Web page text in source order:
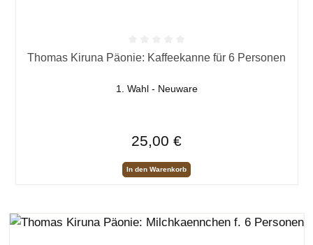
Durchschnittliche Bewertung von 0 von 5 Sternen
Thomas Kiruna Päonie: Kaffeekanne für 6 Personen
1. Wahl - Neuware
25,00 €
In den Warenkorb